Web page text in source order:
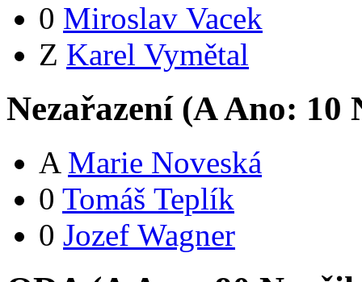
0 Miroslav Vacek
Z Karel Vymětal
Nezařazení (AAno: 10
A Marie Noveská
0 Tomáš Teplík
0 Jozef Wagner